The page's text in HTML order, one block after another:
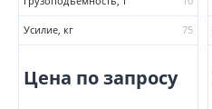
Усилие, кг 75
Цена по запросу